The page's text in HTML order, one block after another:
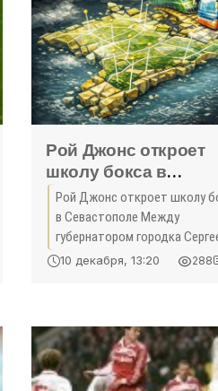
Рой Джонс откроет
школу бокса в
Севастополе
Рой Джонс откроет школу
в Севастополе Между
губернатором городка
Меняйло и знаменитым
желающих.
10 декабря, 13:20 288